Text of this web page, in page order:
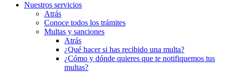
Nuestros servicios
Atrás
Conoce todos los trámites
Multas y sanciones
Atrás
¿Qué hacer si has recibido una multa?
¿Cómo y dónde quieres que te notifiquemos tus
multas?